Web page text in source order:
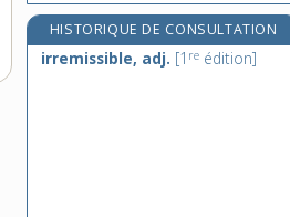
HISTORIQUE DE CONSULTATION
irremissible, adj. [1 re édition]